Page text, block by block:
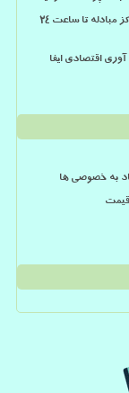
مهلت واریز وجه الضمان برای شرکت در حراج شمش طلا مرکز مبادله تا ساعت ۲۴
اقتصادی ایفا
به خصوصی ها
قیمت